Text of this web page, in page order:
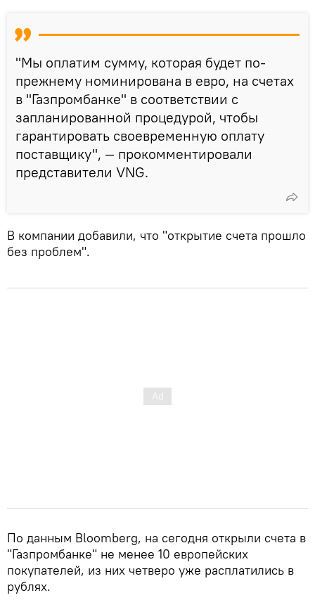
"Мы оплатим сумму, которая будет по-
прежнему номинирована в евро, на счетах
в "Газпромбанке" в соответствии с
запланированной процедурой, чтобы
гарантировать своевременную оплату
поставщику", — прокомментировали
представители VNG.
В компании добавили, что "открытие счета прошло
без проблем".
По данным Bloomberg, на сегодня открыли счета в
"Газпромбанке" не менее 10 европейских
покупателей, из них четверо уже расплатились в
рублях.